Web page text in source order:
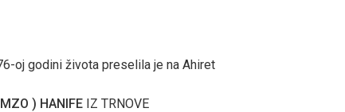
oj godini života preselila je na Ahiret
) HANIFE IZ TRNOVE